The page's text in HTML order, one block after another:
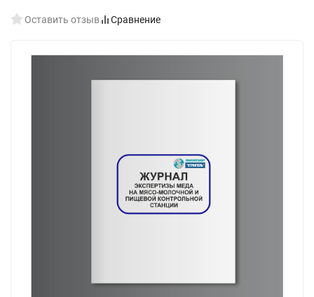
Оставить отзыв Сравнение